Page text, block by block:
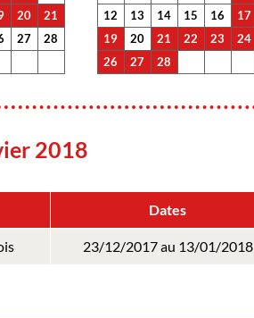
20
21
27
28
12
13 14 15 16 17
19
20 21 22 23 24
26
27 28
2018
Dates
23/12/2017 au 13/01/2018